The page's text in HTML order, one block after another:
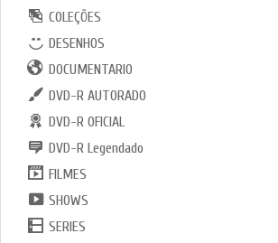
COLEÇÕES
DESENHOS
DOCUMENTARIO
DVD-R AUTORADO
DVD-R OFICIAL
DVD-R Legendado
FILMES
SHOWS
SERIES